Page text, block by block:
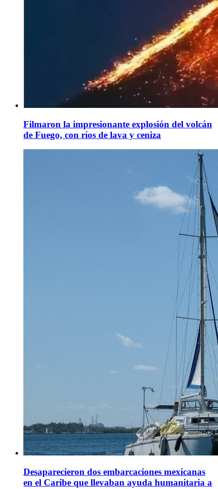
Filmaron la impresionante explosión del volcán
de Fuego, con ríos de lava y ceniza
Desaparecieron dos embarcaciones mexicanas
en el Caribe que llevaban ayuda humanitaria a